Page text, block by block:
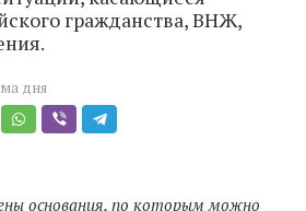
гражданства, ВНЖ,
дня
основания, по которым можно